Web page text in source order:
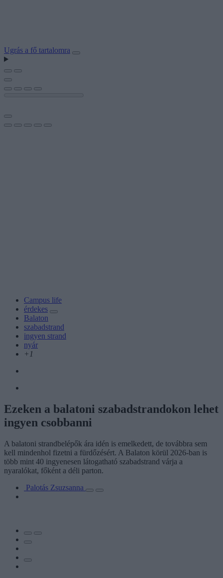
Ugrás a fő tartalomra
Campus life
érdekes
Balaton
szabadstrand
ingyen strand
nyár
+1
Ezeken a balatoni szabadstrandokon lehet
ingyen csobbanni
A balatoni strandbelépők ára idén is emelkedett, de továbbra sem
kell mindenhol fizetni a fürdőzésért. A Balaton körül 2026-ban is
több mint 40 ingyenesen látogatható szabadstrand várja a
nyaralókat, főként a déli parton.
Palotás Zsuzsanna